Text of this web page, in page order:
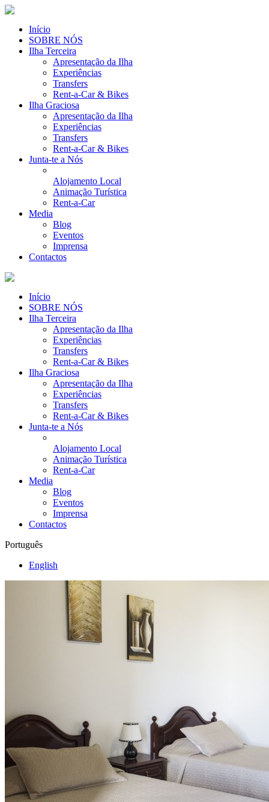
Início
SOBRE NÓS
Ilha Terceira
Apresentação da Ilha
Experiências
Transfers
Rent-a-Car & Bikes
Ilha Graciosa
Apresentação da Ilha
Experiências
Transfers
Rent-a-Car & Bikes
Junta-te a Nós
Alojamento Local
Animação Turística
Rent-a-Car
Media
Blog
Eventos
Imprensa
Contactos
Início
SOBRE NÓS
Ilha Terceira
Apresentação da Ilha
Experiências
Transfers
Rent-a-Car & Bikes
Ilha Graciosa
Apresentação da Ilha
Experiências
Transfers
Rent-a-Car & Bikes
Junta-te a Nós
Alojamento Local
Animação Turística
Rent-a-Car
Media
Blog
Eventos
Imprensa
Contactos
Português
English